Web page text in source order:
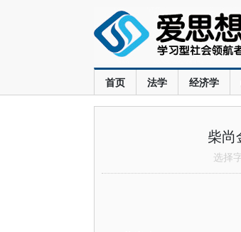
首页 法学 经济学
柴尚
选择